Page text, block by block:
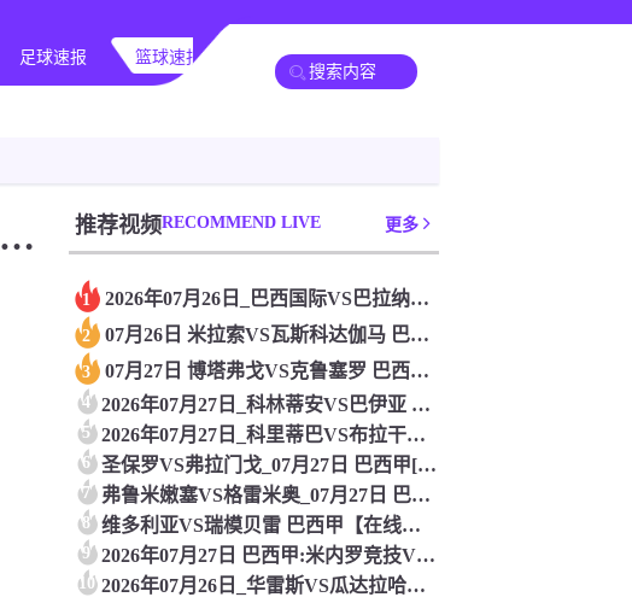
足球速报 篮球速报 其他赛事
[NBA]霍华德：为了拿下冠军我付出了太多&精疲力竭 这就像是一个惊叹号 推荐视频RECOMMEND LIVE 更多
1 2026年07月26日_巴西国际VS巴拉纳竞技 巴西甲直播
2 07月26日 米拉索VS瓦斯科达伽马 巴西甲[高清直播]
3 07月27日 博塔弗戈VS克鲁塞罗 巴西甲[免费在线直播]
4 2026年07月27日_科林蒂安VS巴伊亚 巴西甲直播 免费
5 2026年07月27日_科里蒂巴VS布拉干RB 巴西甲直播
6 圣保罗VS弗拉门戈_07月27日 巴西甲[高清赛事直播]
7 弗鲁米嫩塞VS格雷米奥_07月27日 巴西甲[在线观看比赛]
8 维多利亚VS瑞模贝雷 巴西甲【在线观看比赛】_2026年07
9 2026年07月27日 巴西甲:米内罗竞技VS帕尔梅拉斯_免
10 2026年07月26日_华雷斯VS瓜达拉哈拉 墨西超直播 在